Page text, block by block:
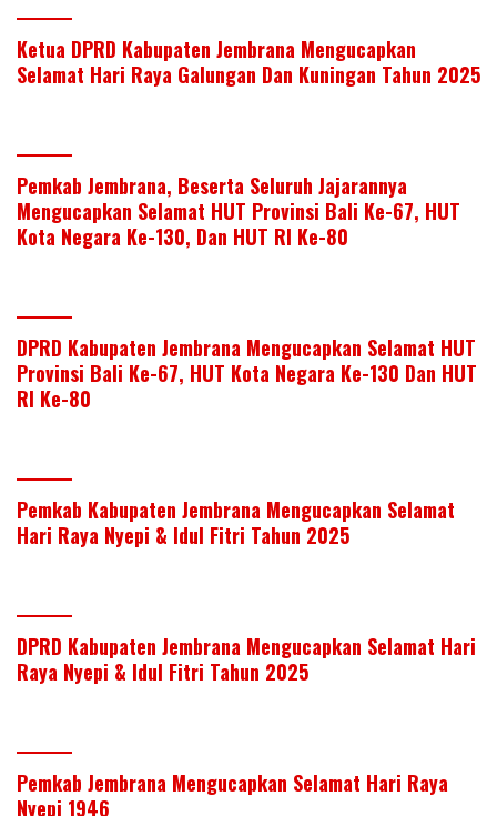
Ketua DPRD Kabupaten Jembrana Mengucapkan
Selamat Hari Raya Galungan Dan Kuningan Tahun 2025
Pemkab Jembrana, Beserta Seluruh Jajarannya
Mengucapkan Selamat HUT Provinsi Bali Ke-67, HUT
Kota Negara Ke-130, Dan HUT RI Ke-80
DPRD Kabupaten Jembrana Mengucapkan Selamat HUT
Provinsi Bali Ke-67, HUT Kota Negara Ke-130 Dan HUT
RI Ke-80
Pemkab Kabupaten Jembrana Mengucapkan Selamat
Hari Raya Nyepi & Idul Fitri Tahun 2025
DPRD Kabupaten Jembrana Mengucapkan Selamat Hari
Raya Nyepi & Idul Fitri Tahun 2025
Pemkab Jembrana Mengucapkan Selamat Hari Raya
Nyepi 1946